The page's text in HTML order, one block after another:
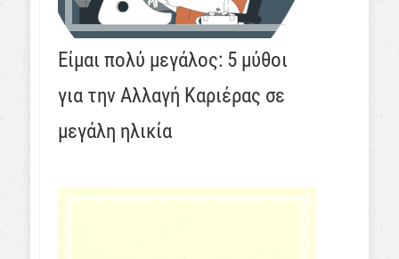
Είμαι πολύ μεγάλος: 5 μύθοι
για την Αλλαγή Καριέρας σε
μεγάλη ηλικία